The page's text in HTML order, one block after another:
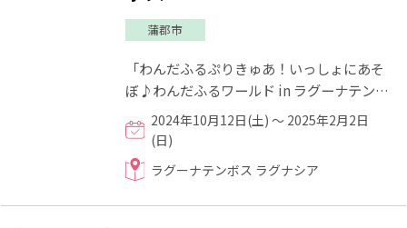
蒲郡市
「わんだふるぷりきゅあ！いっしょにあそ
ぼ♪わんだふるワールド in ラグーナテンボ
ス」は、大人気TVアニメ「プリキュア」の
シリーズ第21弾「わんだ...
2024年10月12日(土) ～ 2025年2月2日
(日)
ラグーナテンボス ラグナシア